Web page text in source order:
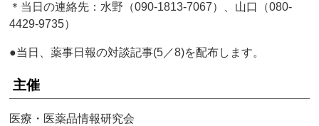
＊当日の連絡先：水野（090-1813-7067）、山口（080-
4429-9735）
●当日、薬事日報の対談記事(5／8)を配布します。
主催
医療・医薬品情報研究会